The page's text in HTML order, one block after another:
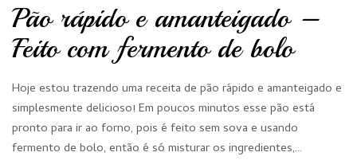
Pão rápido e amanteigado –
Feito com fermento de bolo
Hoje estou trazendo uma receita de pão rápido e amanteigado e
simplesmente delicioso! Em poucos minutos esse pão está
pronto para ir ao forno, pois é feito sem sova e usando
fermento de bolo, então é só misturar os ingredientes,…